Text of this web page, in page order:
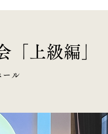
「上級編」
ル